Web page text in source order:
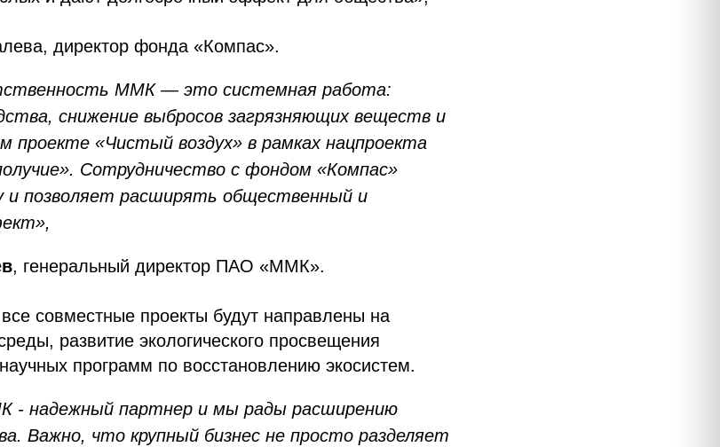
директор фонда «Компас».
ММК — это системная работа:
снижение выбросов загрязняющих веществ и
проекте «Чистый воздух» в рамках нацпроекта
Сотрудничество с фондом «Компас»
и позволяет расширять общественный и
, генеральный директор ПАО «ММК».
совместные проекты будут направлены на
развитие экологического просвещения
программ по восстановлению экосистем.
- надежный партнер и мы рады расширению
Важно, что крупный бизнес не просто разделяет